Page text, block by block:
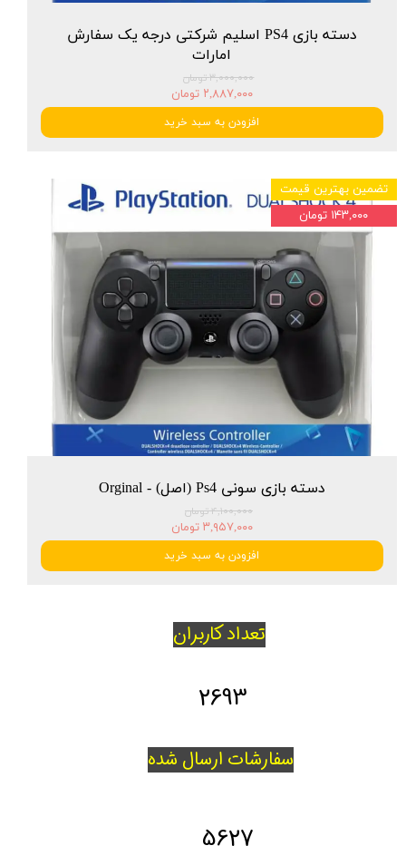
دسته بازی PS4 اسلیم شرکتی درجه یک سفارش
امارات
۳,۰۰۰,۰۰۰ تومان
۲,۸۸۷,۰۰۰ تومان
افزودن به سبد خرید
دسته بازی سونی Ps4 (اصل) - Orginal
۴,۱۰۰,۰۰۰ تومان
۳,۹۵۷,۰۰۰ تومان
افزودن به سبد خرید
تضمین بهترین قیمت
۱۴۳,۰۰۰ تومان
تعداد کاربران
سفارشات ارسال شده
5627
2693